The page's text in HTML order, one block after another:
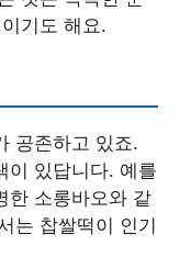
기도 해요.
공존하고 있죠.
이 있답니다. 예를
한 소롱바오와 같
는 찹쌀떡이 인기